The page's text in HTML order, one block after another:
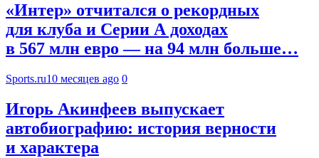
«Интер» отчитался о рекордных
для клуба и Серии А доходах
в 567 млн евро — на 94 млн больше…
Sports.ru10 месяцев ago 0
Игорь Акинфеев выпускает
автобиографию: история верности
и характера